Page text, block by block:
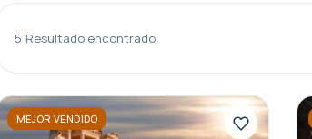
5 Resultado encontrado
MEJOR VENDIDO